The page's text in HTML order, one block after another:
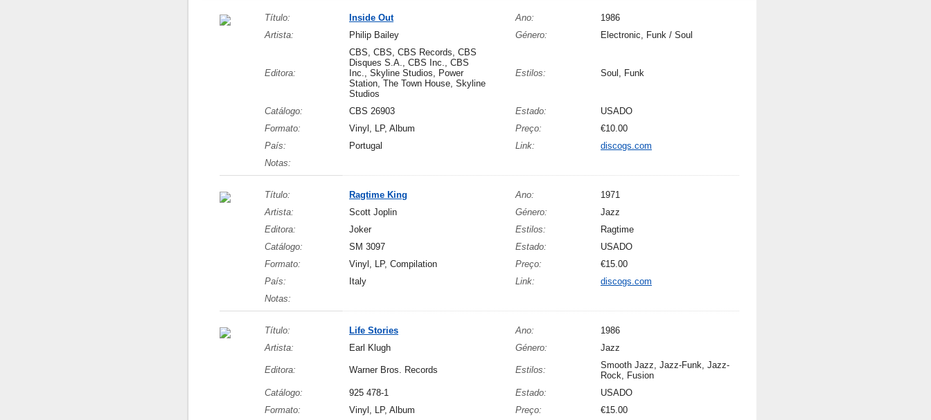
Título: Inside Out Ano:
1986
Artista:
Philip Bailey Género: Electronic, Funk / Soul
Editora:
CBS, CBS, CBS Records, CBS
Disques S.A., CBS Inc., CBS
Inc., Skyline Studios, Power
Station, The Town House, Skyline
Studios
Estilos: Soul, Funk
Catálogo: CBS 26903 Estado:
USADO
Formato:
Vinyl, LP, Album Preço:
€10.00
País:
Portugal Link:
discogs.com
Notas:
Título: Ragtime King Ano:
1971
Artista:
Scott Joplin Género:
Jazz
Editora:
Joker Estilos:
Ragtime
Catálogo:
SM 3097 Estado:
USADO
Formato:
Vinyl, LP, Compilation Preço:
€15.00
País:
Italy Link:
discogs.com
Notas:
Título: Life Stories Ano:
1986
Artista:
Earl Klugh Género: Jazz
Editora: Warner Bros. Records Estilos:
Smooth Jazz, Jazz-Funk, Jazz-
Rock, Fusion
Catálogo:
925 478-1 Estado:
USADO
Formato:
Vinyl, LP, Album Preço:
€15.00